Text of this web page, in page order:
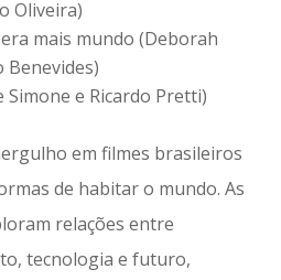
Oliveira)
mais mundo (Deborah
Benevides)
Simone e Ricardo Pretti)
em filmes brasileiros
de habitar o mundo. As
relações entre
tecnologia e futuro,